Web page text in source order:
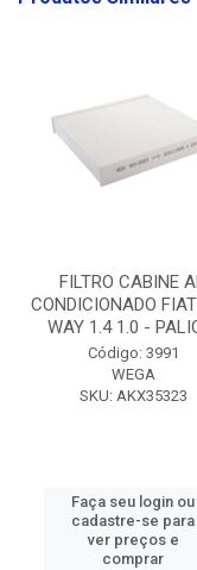
FILTRO CABINE
CONDICIONADO
WAY 1.4 1.0 -
Código: 3991
WEGA
SKU: AKX35323
Faça seu login ou
cadastre-se para
ver preços e
comprar